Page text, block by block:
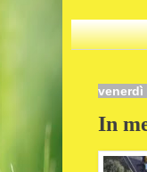
venerdì
In